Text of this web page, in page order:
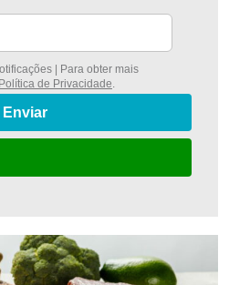
| Para obter mais
Política de Privacidade
Enviar